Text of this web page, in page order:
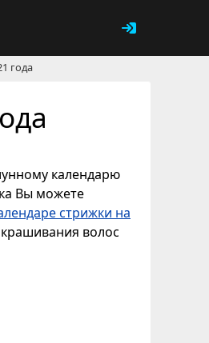
года
календарю
Вы можете
стрижки на
волос